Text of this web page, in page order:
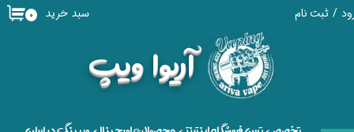
/ ثبت نام
حساب کاربری من
​آریوا ویپ
۰ سبد خرید